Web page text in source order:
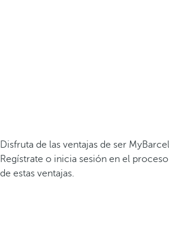
Disfruta de las ventajas de ser
Regístrate o inicia sesión en el
de estas ventajas.